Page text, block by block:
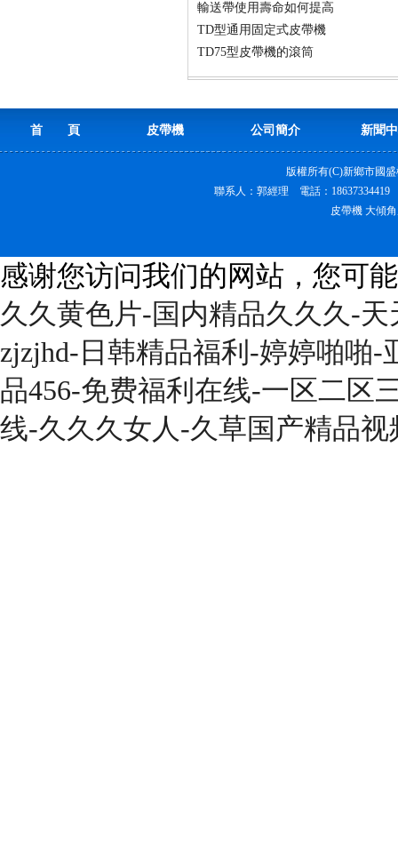
輸送帶使用壽命如何提高
TD型通用固定式皮帶機
TD75型皮帶機的滾筒
首 頁 皮帶機 公司簡介 新聞
版權所有(C)新鄉市國
聯系人：郭經理 電話：18637334419
皮帶機 大傾
感谢您访问我们的网站，您可
久久黄色片-国内精品久久久-
zjzjhd-日韩精品福利-婷婷啪啪-
品456-免费福利在线-一区二区
线-久久久女人-久草国产精品视